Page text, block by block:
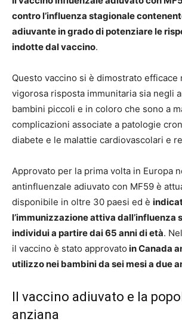
contro l’influenza stagionale
adiuvante in grado di potenziare le
indotte dal vaccino.
Questo vaccino si è dimostrato efficace
vigorosa risposta immunitaria sia negli
bambini piccoli e in coloro che sono a
complicazioni associate a patologie
diabete e le malattie cardiovascolari e
Approvato per la prima volta in Europa
antinfluenzale adiuvato con MF59 è
disponibile in oltre 30 paesi ed è
l’immunizzazione attiva dall’influenza
individui a partire dai 65 anni di età.
il vaccino è stato approvato in Canada
utilizzo nei bambini da sei mesi a due
Il vaccino adiuvato e la
anziana